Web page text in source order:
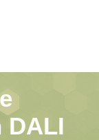
DALI